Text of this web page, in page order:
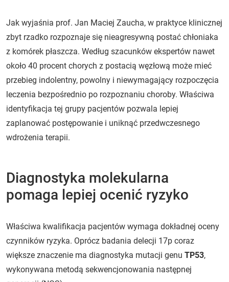
Jak wyjaśnia prof. Jan Maciej Zaucha, w praktyce klinicznej
zbyt rzadko rozpoznaje się nieagresywną postać chłoniaka
z komórek płaszcza. Według szacunków ekspertów nawet
około 40 procent chorych z postacią węzłową może mieć
przebieg indolentny, powolny i niewymagający rozpoczęcia
leczenia bezpośrednio po rozpoznaniu choroby. Właściwa
identyfikacja tej grupy pacjentów pozwala lepiej
zaplanować postępowanie i uniknąć przedwczesnego
wdrożenia terapii.
Diagnostyka molekularna
pomaga lepiej ocenić ryzyko
Właściwa kwalifikacja pacjentów wymaga dokładnej oceny
czynników ryzyka. Oprócz badania delecji 17p coraz
większe znaczenie ma diagnostyka mutacji genu TP53,
wykonywana metodą sekwencjonowania następnej